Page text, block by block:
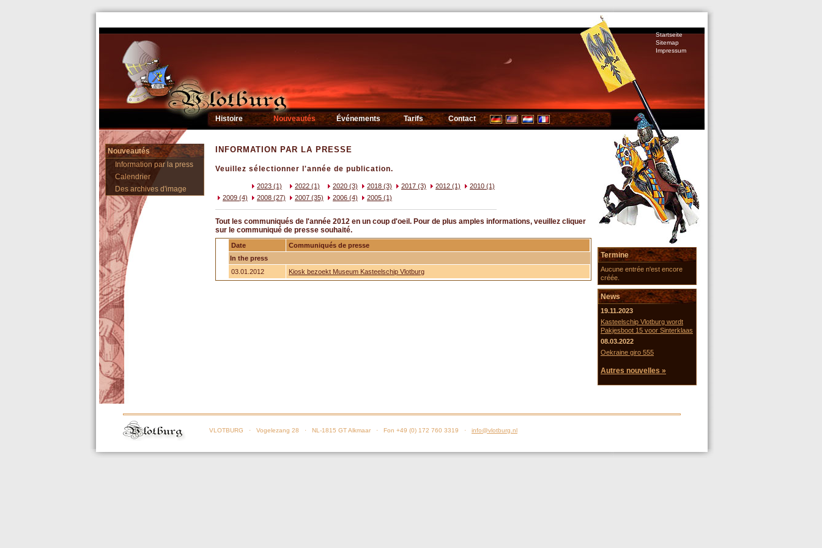
Startseite
Sitemap
Impressum
Histoire Nouveautés Événements Tarifs Contact
Nouveautés
Information par la press
Calendrier
Des archives d'image
INFORMATION PAR LA PRESSE
Veuillez sélectionner l'année de publication.
2023 (1) 2022 (1) 2020 (3) 2018 (3) 2017 (3) 2012 (1)
2010 (1)
2009 (4)
2008 (27) 2007 (35) 2006 (4) 2005 (1)
Tout les communiqués de l'année 2012 en un coup d'oeil. Pour de plus amples informations, veuillez cliquer
sur le communiqué de presse souhaité.
Date
Communiqués de presse
In the press
03.01.2012
Kiosk bezoekt Museum Kasteelschip Vlotburg
Termine
Aucune entrée n'est encore
créée.
News
19.11.2023
Kasteelschip Vlotburg wordt
Pakjesboot 15 voor Sinterklaas
08.03.2022
Oekraine giro 555
Autres nouvelles »
VLOTBURG · Vogelezang 28 · NL-1815 GT Alkmaar · Fon +49 (0) 172 760 3319 · info@vlotburg.nl